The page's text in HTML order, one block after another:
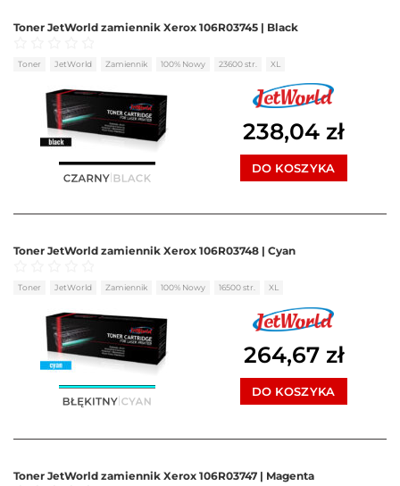
Toner JetWorld zamiennik Xerox 106R03745 | Black
Oceniono na 5
Toner JetWorld Zamiennik 100% Nowy 23600 str. XL
238,04 zł
DO KOSZYKA
Toner JetWorld zamiennik Xerox 106R03748 | Cyan
Oceniono na 5
Toner JetWorld Zamiennik 100% Nowy 16500 str. XL
264,67 zł
DO KOSZYKA
Toner JetWorld zamiennik Xerox 106R03747 | Magenta